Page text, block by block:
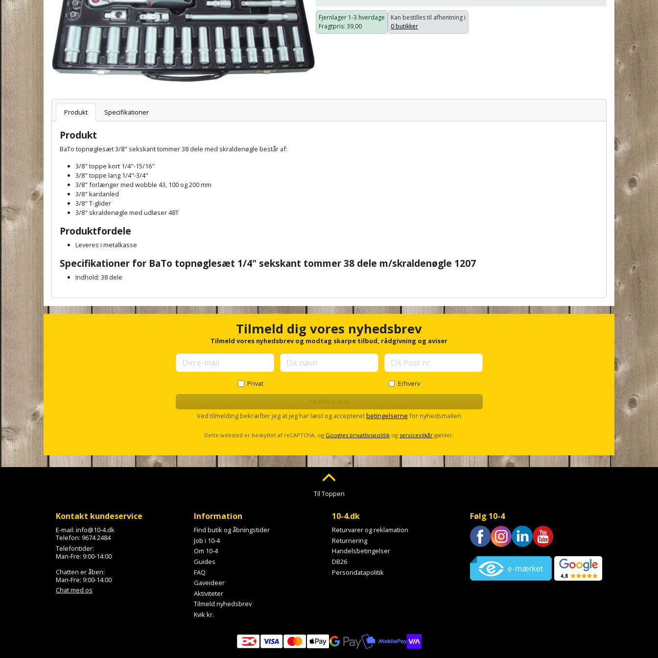
Fjernlager 1-3 hverdage
Fragtpris: 39,00
Kan bestilles til afhentning i
0 butikker
Varenummer
Pris:
Produkt
Specifikationer
Produkt
BaTo topnøglesæt 3/8" sekskant tommer 38 dele med skraldenøgle består af:
3/8" toppe kort 1/4"-15/16"
3/8" toppe lang 1/4"-3/4"
3/8" forlænger med wobble 43, 100 og 200 mm
3/8" kardanled
3/8" T-glider
3/8" skraldenøgle med udløser 48T
Produktfordele
Leveres i metalkasse
Specifikationer for BaTo topnøglesæt 1/4" sekskant tommer 38 dele m/skraldenøgle 1207
Indhold: 38 dele
c
Tilmeld dig vores nyhedsbrev
Tilmeld vores nyhedsbrev og modtag skarpe tilbud, rådgivning og aviser
Privat Erhverv
Ved tilmelding bekræfter jeg at jeg har læst og accepteretbetingelserne for nyhedsmailen
Dette websted er beskyttet af reCAPTCHA, og Googles privatlivspolitik og servicevilkår gælder.
Til Toppen
Kontakt kundeservice
E-mail: info@10-4.dk
Telefon: 9674 2484
Telefontider:
Man-Fre: 9:00-14:00
Chatten er åben:
Man-Fre: 9:00-14:00
Chat med os
Information
Find butik og åbningstider
Job i 10-4
Om 10-4
Guides
FAQ
Gaveideer
Aktiviteter
Tilmeld nyhedsbrev
Kvik kr.
10-4.dk
Returvarer og reklamation
Returnering
Handelsbetingelser
DB26
Persondatapolitik
Følg 10-4